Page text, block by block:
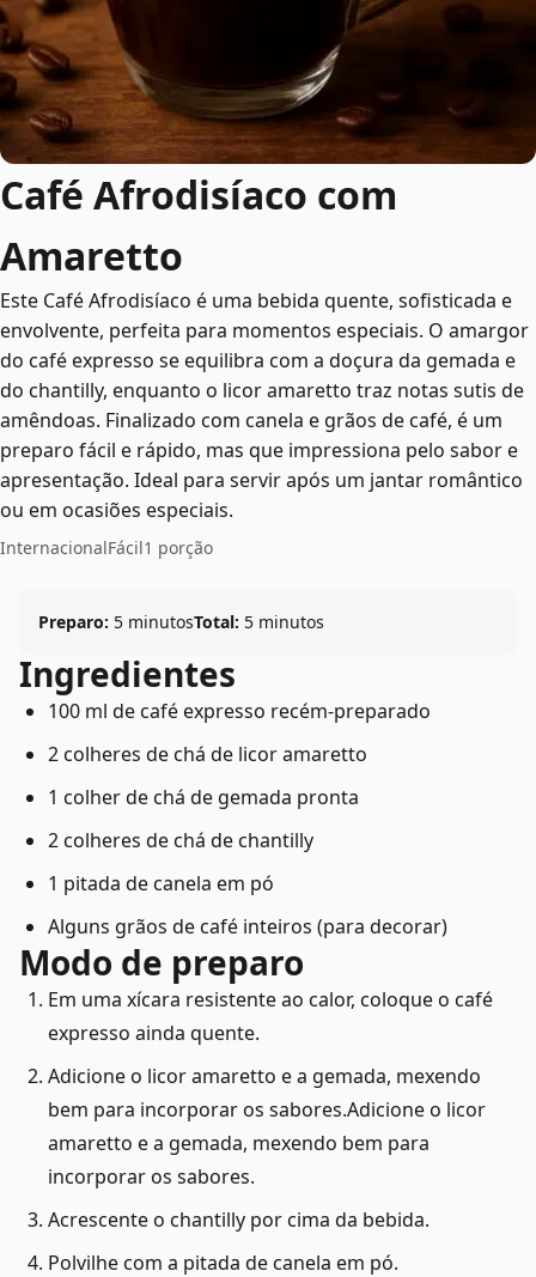
Café Afrodisíaco com
Amaretto
Este Café Afrodisíaco é uma bebida quente, sofisticada e
envolvente, perfeita para momentos especiais. O amargor
do café expresso se equilibra com a doçura da gemada e
do chantilly, enquanto o licor amaretto traz notas sutis de
amêndoas. Finalizado com canela e grãos de café, é um
preparo fácil e rápido, mas que impressiona pelo sabor e
apresentação. Ideal para servir após um jantar romântico
ou em ocasiões especiais.
InternacionalFácil1 porção
Preparo: 5 minutosTotal: 5 minutos
Ingredientes
100 ml de café expresso recém-preparado
2 colheres de chá de licor amaretto
1 colher de chá de gemada pronta
2 colheres de chá de chantilly
1 pitada de canela em pó
Alguns grãos de café inteiros (para decorar)
Modo de preparo
Em uma xícara resistente ao calor, coloque o café
expresso ainda quente.
Adicione o licor amaretto e a gemada, mexendo
bem para incorporar os sabores.Adicione o licor
amaretto e a gemada, mexendo bem para
incorporar os sabores.
Acrescente o chantilly por cima da bebida.
Polvilhe com a pitada de canela em pó.